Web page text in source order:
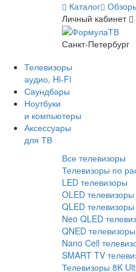
Каталог
Личный кабинет
Санкт-Петербург
Телевизоры
аудио, Hi-Fi
Саундбары
Ноутбуки
и компьютеры
Аксессуары
для ТВ
Все телевизоры
Телевизоры по
LED телевизоры
OLED телевизоры
QLED телевизоры
Neo QLED
QNED телевизоры
Nano Cell
SMART TV
Телевизоры 8K